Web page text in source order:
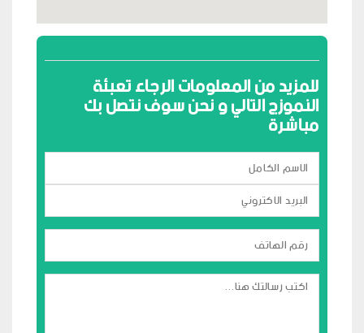
للمزيد من المعلومات الرجاء تعبئة
النموزج التالي و نحن سوف نتصل بك
مباشرة